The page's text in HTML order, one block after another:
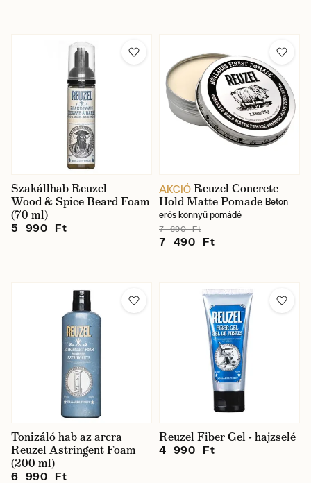
Szakállhab Reuzel
Wood & Spice Beard Foam
(70 ml)
5 990 Ft
AKCIÓ Reuzel Concrete
Hold Matte Pomade Beton
erős könnyű pomádé
7 690 Ft
7 490 Ft
Tonizáló hab az arcra
Reuzel Astringent Foam
(200 ml)
6 990 Ft
Reuzel Fiber Gel - hajzselé
4 990 Ft